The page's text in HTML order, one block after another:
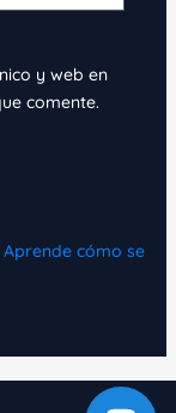
y web en
comente.
Aprende cómo se